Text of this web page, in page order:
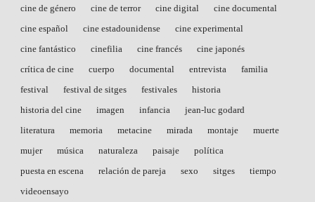
cine de género
cine de terror cine digital
cine documental
cine español
cine estadounidense
cine experimental
cine fantástico
cinefilia cine francés
cine japonés
crítica de cine
cuerpo documental entrevista
familia
festival
festival de sitges festivales
historia
historia del cine
imagen infancia
jean-luc godard
literatura
memoria metacine mirada montaje
muerte
mujer
música naturaleza paisaje
política
puesta en escena
relación de pareja sexo sitges
tiempo
videoensayo